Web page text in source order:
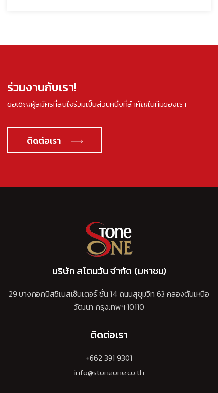
ร่วมงานกับเรา!
ขอเชิญผู้สมัครที่สนใจร่วมเป็นส่วนหนึ่งที่สำคัญในทีมของเรา
ติดต่อเรา
บริษัท สโตนวัน จำกัด (มหาชน)
29 บางกอกบิสซิเนสเซ็นเตอร์ ชั้น 14 ถนนสุขุมวิท 63 คลองตันเหนือ
วัฒนา กรุงเทพฯ 10110
ติดต่อเรา
+662 391 9301
info@stoneone.co.th